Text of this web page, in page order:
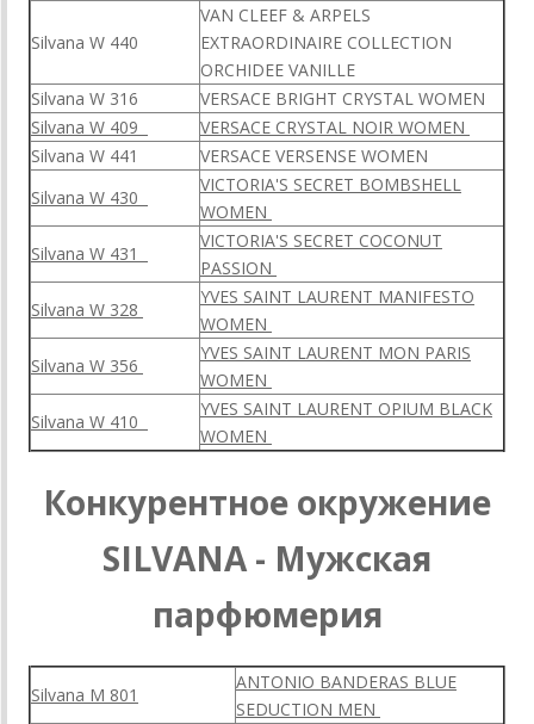
Silvana W 440
VAN CLEEF & ARPELS
EXTRAORDINAIRE COLLECTION
ORCHIDEE VANILLE
Silvana W 316
VERSACE BRIGHT CRYSTAL WOMEN
Silvana W 409
VERSACE CRYSTAL NOIR WOMEN
Silvana W 441
VERSACE VERSENSE WOMEN
Silvana W 430
VICTORIA'S SECRET BOMBSHELL
WOMEN
Silvana W 431
VICTORIA'S SECRET COCONUT
PASSION
Silvana W 328
YVES SAINT LAURENT MANIFESTO
WOMEN
Silvana W 356
YVES SAINT LAURENT MON PARIS
WOMEN
Silvana W 410
YVES SAINT LAURENT OPIUM BLACK
WOMEN
Конкурентное окружение
SILVANA - Мужская
парфюмерия
Silvana M 801
ANTONIO BANDERAS BLUE
SEDUCTION MEN